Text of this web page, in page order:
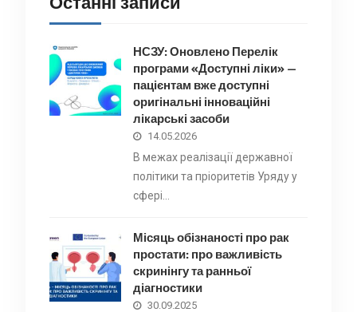
НСЗУ: Оновлено Перелік
програми «Доступні ліки» —
пацієнтам вже доступні
оригінальні інноваційні
лікарські засоби
14.05.2026
В межах реалізації державної
політики та пріоритетів Уряду у
сфері…
Місяць обізнаності про рак
простати: про важливість
скринінгу та ранньої
діагностики
30.09.2025